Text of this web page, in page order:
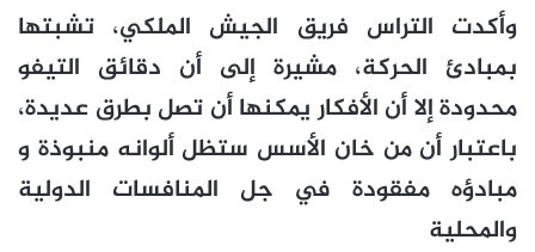
وأكدت التراس فريق الجيش الملكي، تشبتها
بمبادئ الحركة، مشيرة إلى أن دقائق التيفو
محدودة إلا أن الأفكار يمكنها أن تصل بطرق عديدة،
باعتبار أن من خان الأسس ستظل ألوانه منبوذة و
مبادؤه مفقودة في جل المنافسات الدولية
والمحلية